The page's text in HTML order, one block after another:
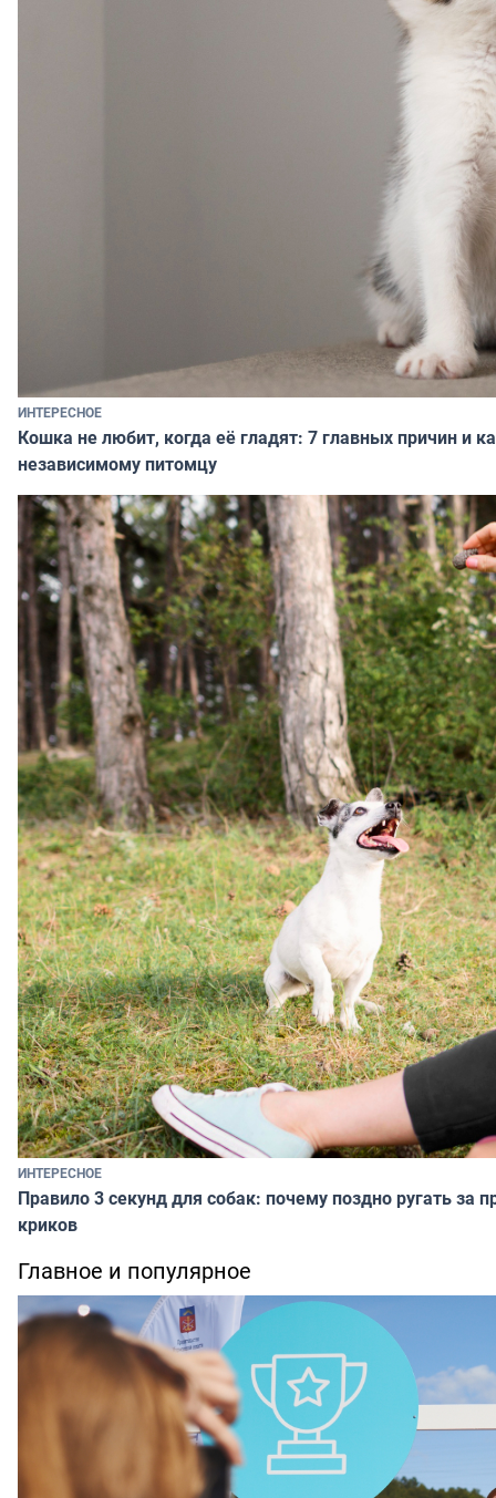
ИНТЕРЕСНОЕ
Кошка не любит, когда её гладят: 7 главных причин и
независимому питомцу
ИНТЕРЕСНОЕ
Правило 3 секунд для собак: почему поздно ругать за
криков
Главное и популярное